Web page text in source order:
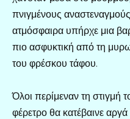
πνιγμένους
ατμόσφαιρα υπήρχε μια
πιο ασφυκτική από τη
του φρέσκου τάφου.
Όλοι περίμεναν τη στιγμή
φέρετρο θα κατέβαινε